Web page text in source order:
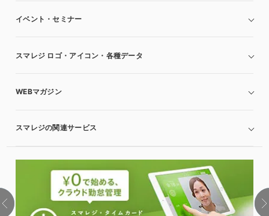
イベント・セミナー
スマレジ ロゴ・アイコン・各種データ
WEBマガジン
スマレジの関連サービス